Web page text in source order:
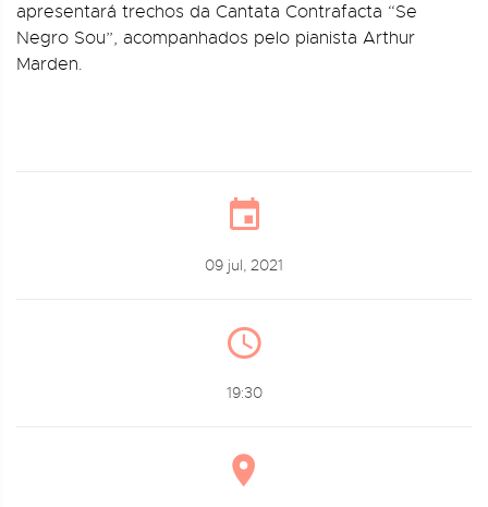
apresentará trechos da Cantata Contrafacta “Se
Negro Sou”, acompanhados pelo pianista Arthur
Marden.
09 jul, 2021
19:30